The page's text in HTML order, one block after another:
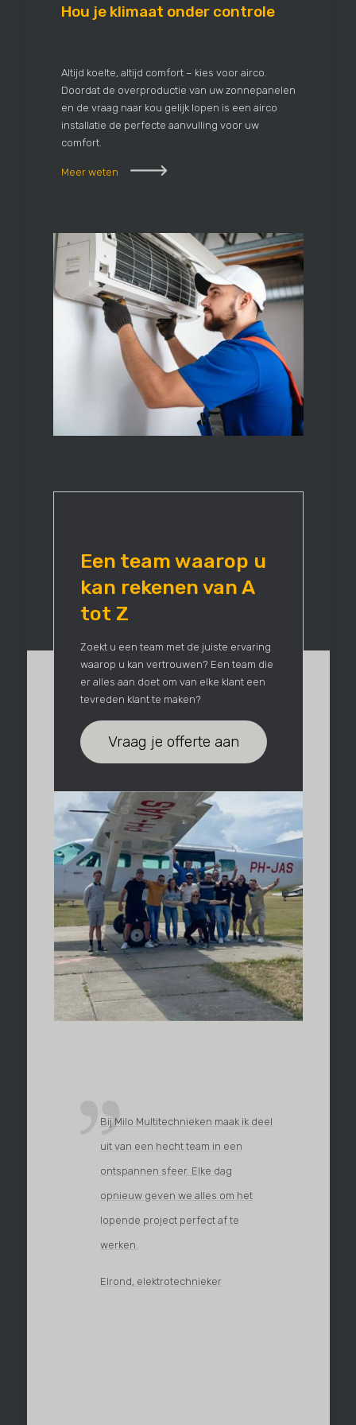
Hou je klimaat onder controle
Altijd koelte, altijd comfort – kies voor airco.
Doordat de overproductie van uw zonnepanelen
en de vraag naar kou gelijk lopen is een airco
installatie de perfecte aanvulling voor uw
comfort.
Meer weten
Een team waarop u
kan rekenen van A
tot Z
Zoekt u een team met de juiste ervaring
waarop u kan vertrouwen? Een team die
er alles aan doet om van elke klant een
tevreden klant te maken?
Vraag je offerte aan
Bij Milo Multitechnieken maak ik deel
uit van een hecht team in een
ontspannen sfeer. Elke dag
opnieuw geven we alles om het
lopende project perfect af te
werken.
Elrond, elektrotechnieker